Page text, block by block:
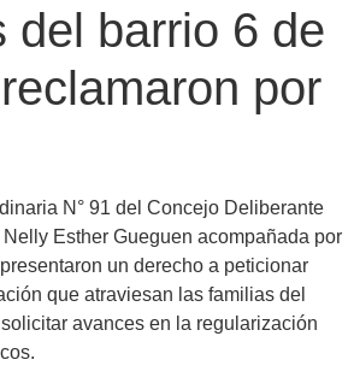
del barrio 6 de
por
N° 91 del Concejo Deliberante
Esther Gueguen acompañada por
un derecho a peticionar
que atraviesan las familias del
avances en la regularización